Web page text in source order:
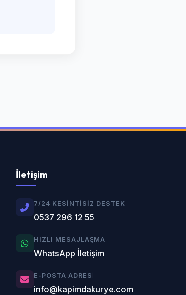
İletişim
7/24 KESINTISIZ DESTEK
0537 296 12 55
HIZLI MESAJLAŞMA
WhatsApp İletişim
E-POSTA ADRESI
info@kapimdakurye.com